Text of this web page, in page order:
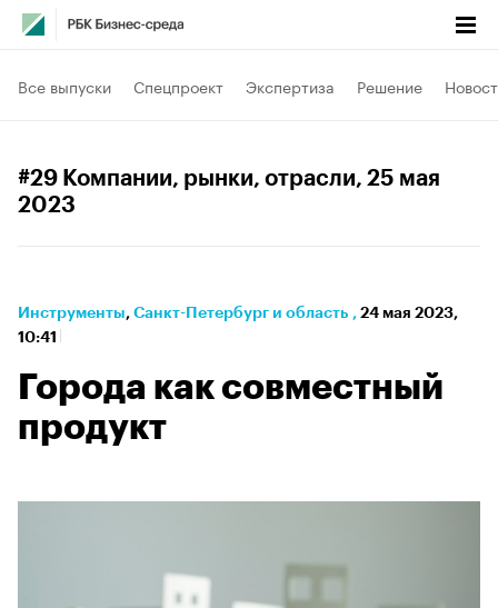
Все выпуски Спецпроект Экспертиза Решение
#29 Компании, рынки, отрасли, 25 мая
2023
Инструменты⁠, Санкт-Петербург и область , 24 мая 2023,
10:41
Города как совместный
продукт